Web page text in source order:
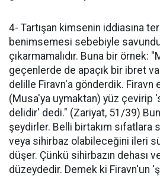
4- Tartışan kimsenin iddiasına
benimsemesi sebebiyle
çıkarmamalıdır. Buna bir örnek:
geçenlerde de apaçık bir ibret
delille Firavn'a gönderdik. Firavn
(Musa'ya uymaktan) yüz çevirip
delidir' dedi." (Zariyat, 51/39)
şeydirler. Belli birtakım sıfatlara
veya sihirbaz olabileceğini ileri
düşer. Çünkü sihirbazın dehası
düzeydedir. Demek ki Firavn'un